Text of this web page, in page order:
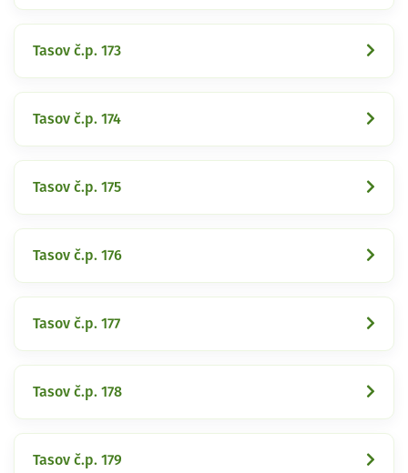
Tasov č.p. 173
Tasov č.p. 174
Tasov č.p. 175
Tasov č.p. 176
Tasov č.p. 177
Tasov č.p. 178
Tasov č.p. 179